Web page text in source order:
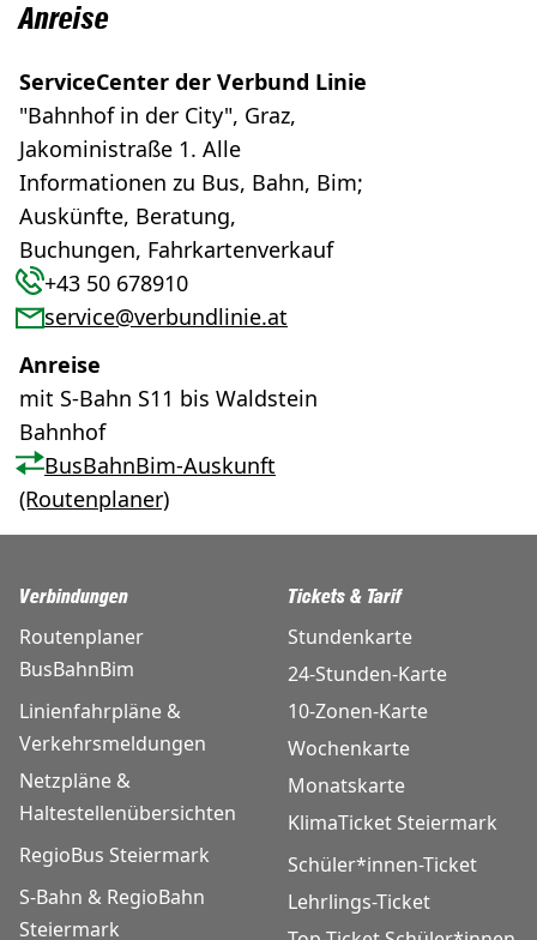
Anreise
ServiceCenter der Verbund Linie
"Bahnhof in der City", Graz,
Jakoministraße 1. Alle
Informationen zu Bus, Bahn, Bim;
Auskünfte, Beratung,
Buchungen, Fahrkartenverkauf
+43 50 678910
service@verbundlinie.at
Anreise
mit S-Bahn S11 bis Waldstein
Bahnhof
BusBahnBim-Auskunft
(Routenplaner)
Verbindungen
Routenplaner
BusBahnBim
Linienfahrpläne &
Verkehrsmeldungen
Netzpläne &
Haltestellenübersichten
RegioBus Steiermark
S-Bahn & RegioBahn
Steiermark
Tickets & Tarif
Stundenkarte
24-Stunden-Karte
10-Zonen-Karte
Wochenkarte
Monatskarte
KlimaTicket Steiermark
Schüler*innen-Ticket
Lehrlings-Ticket